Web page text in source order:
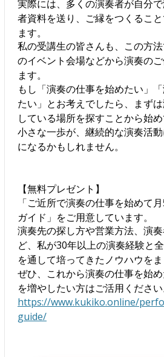
実際には、多くの演奏者が自分
者資料を送り、ご縁をつくるこ
ます。
私の受講生の皆さんも、この方
のイベント会場などから演奏の
ます。
もし「演奏の仕事を始めたい」
たい」とお考えでしたら、まず
している場所を探すことから始め
小さな一歩が、継続的な演奏活
になるかもしれません。
【無料プレゼント】
「ご近所で演奏の仕事を始めて
ガイド」をご用意しています。
演奏先の探し方や営業方法、演
ど、私が30年以上の演奏経験と
を通して培ってきたノウハウをま
ぜひ、これから演奏の仕事を始
を増やしたい方はご活用ください
https://www.kukiko.online/
guide/